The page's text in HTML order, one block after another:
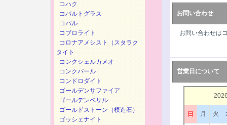
お問い合わせ
お問い合わせは
営業日について
日 月 火
コハク
コバルトグラス
コパル
コブロライト
コロナアメシスト（スタラク
タイト
コンクシェルカメオ
コンクパール
コンドロダイト
ゴールデンサファイア
ゴールデンベリル
ゴールドストーン（模造石）
ゴッシェナイト